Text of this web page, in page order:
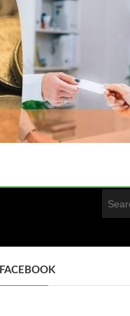
FACEBOOK